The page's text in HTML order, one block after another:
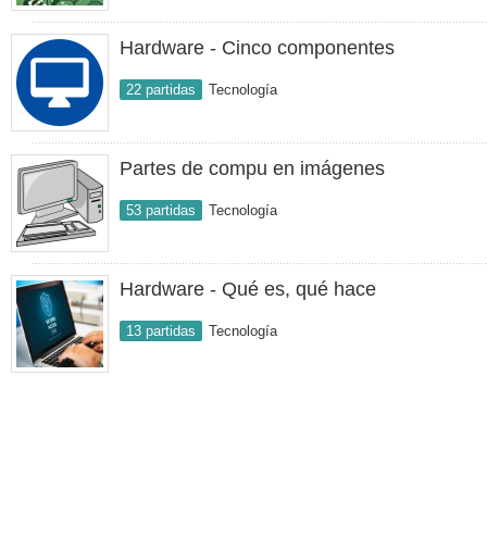
Hardware - Cinco componentes
22 partidas Tecnología
Partes de compu en imágenes
53 partidas Tecnología
Hardware - Qué es, qué hace
13 partidas Tecnología